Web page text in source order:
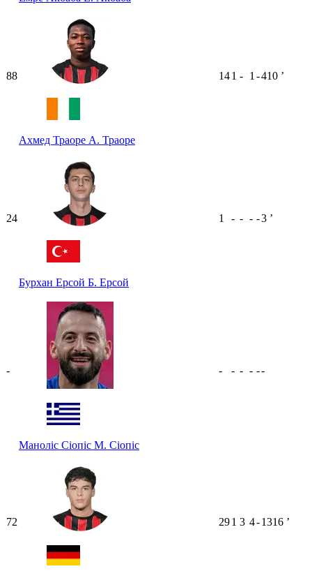
88
Ахмед Траоре А. Траоре
141 - 1 -410 ʼ
24
Бурхан Ерсой Б. Ерсой
1 - - - -3 ʼ
-
Маноліс Сіопіс М. Сіопіс
- - - - --
72 291 3 4-1316 ʼ